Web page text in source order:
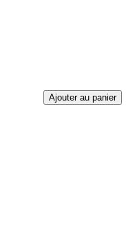
Ajouter au panier